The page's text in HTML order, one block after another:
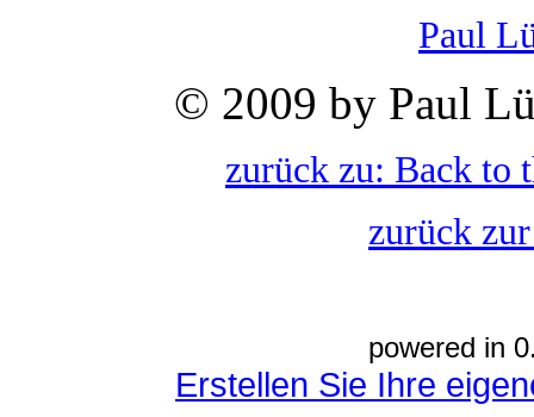
Paul
© 2009 by Paul
zurück zu: Back to
zurück
powered in
Erstellen Sie Ihre